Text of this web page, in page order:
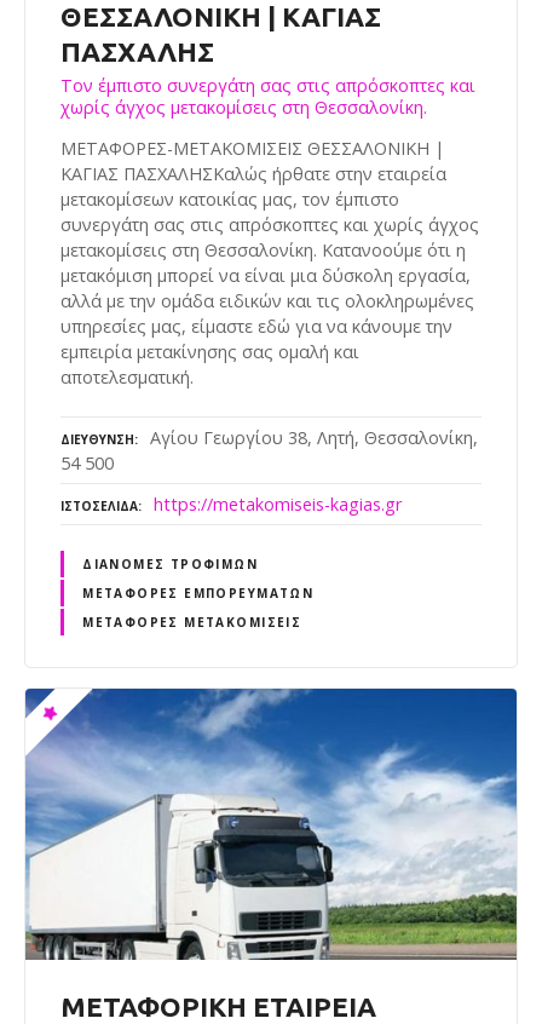
ΘΕΣΣΑΛΟΝΙΚΗ | ΚΑΓΙΑΣ
ΠΑΣΧΑΛΗΣ
Τον έμπιστο συνεργάτη σας στις απρόσκοπτες και
χωρίς άγχος μετακομίσεις στη Θεσσαλονίκη.
ΜΕΤΑΦΟΡΕΣ-ΜΕΤΑΚΟΜΙΣΕΙΣ ΘΕΣΣΑΛΟΝΙΚΗ |
ΚΑΓΙΑΣ ΠΑΣΧΑΛΗΣΚαλώς ήρθατε στην εταιρεία
μετακομίσεων κατοικίας μας, τον έμπιστο
συνεργάτη σας στις απρόσκοπτες και χωρίς άγχος
μετακομίσεις στη Θεσσαλονίκη. Κατανοούμε ότι η
μετακόμιση μπορεί να είναι μια δύσκολη εργασία,
αλλά με την ομάδα ειδικών και τις ολοκληρωμένες
υπηρεσίες μας, είμαστε εδώ για να κάνουμε την
εμπειρία μετακίνησης σας ομαλή και
αποτελεσματική.
ΔΙΕΎΘΥΝΣΗ
Αγίου Γεωργίου 38, Λητή, Θεσσαλονίκη,
54 500
ΙΣΤΟΣΕΛΊΔΑ https://metakomiseis-kagias.gr
ΔΙΑΝΟΜΈΣ ΤΡΟΦΊΜΩΝ
ΜΕΤΑΦΟΡΈΣ ΕΜΠΟΡΕΥΜΆΤΩΝ
ΜΕΤΑΦΟΡΈΣ ΜΕΤΑΚΟΜΊΣΕΙΣ
ΜΕΤΑΦΟΡΙΚΗ ΕΤΑΙΡΕΙΑ